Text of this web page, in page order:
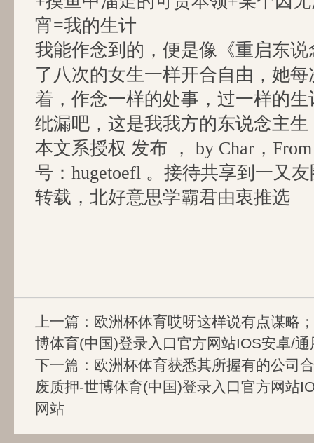
宵=我的生计
我能作念到的，便是像《重启东
了八次的女生一样开合自由，她
着，作念一样的处事，过一样的生
纰漏吧，这是我我方的东说念主
本文系授权 发布 ， by Char，
号：hugetoefl 。接待共享到一又
转载，北好意思学霸君由衷推选
上一篇： 欧洲杯体育哎呀这样说有点谋略
博体育(中国)登录入口官方网站IOS安卓/
下一篇： 欧洲杯体育获悉其所握有的公司
废质押-世博体育(中国)登录入口官方网站
网站